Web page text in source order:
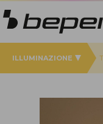
ILLUMINAZIONE